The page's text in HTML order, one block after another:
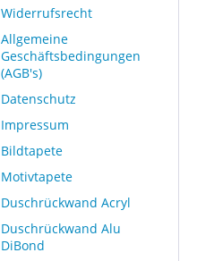
Widerrufsrecht
Allgemeine
Geschäftsbedingungen
(AGB's)
Datenschutz
Impressum
Bildtapete
Motivtapete
Duschrückwand Acryl
Duschrückwand Alu
DiBond